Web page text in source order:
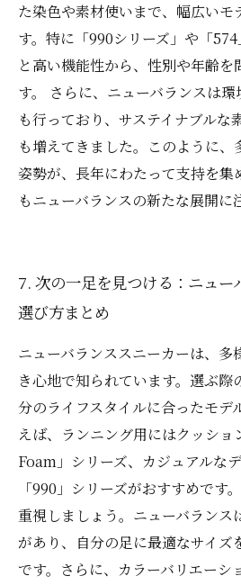
た染色や素材使いまで、幅広いモ
す。特に「990シリーズ」や「
と高い機能性から、性別や年齢を
す。 さらに、ニューバランスは
も行っており、サステイナブルな
も増えてきました。このように、
姿勢が、長年にわたって支持を集
もニューバランスの新たな展開に
7. 次の一足を見つける：ニュー
選び方まとめ
ニューバランススニーカーは、多
き心地で知られています。選ぶ際
分のライフスタイルに合ったモデ
えば、ランニング用にはクッシ
Foam」シリーズ、カジュアルな
「990」シリーズがおすすめです
重視しましょう。ニューバランス
があり、自分の足に最適なサイズ
です。さらに、カラーバリエーシ